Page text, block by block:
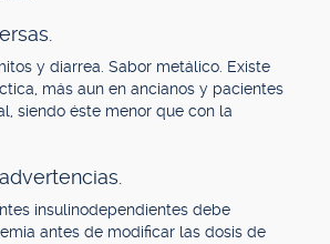
y diarrea. Sabor metálico. Existe
más aun en ancianos y pacientes
siendo éste menor que con la
insulinodependientes debe
antes de modificar las dosis de